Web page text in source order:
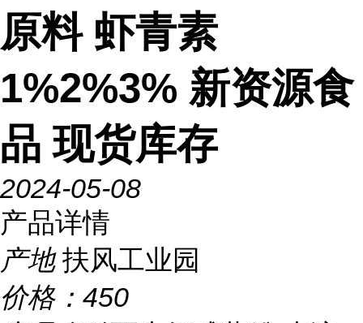
原料 虾青素
1%2%3% 新资源食
品 现货库存
2024-05-08
产品详情
产地 扶风工业园
价格： 450